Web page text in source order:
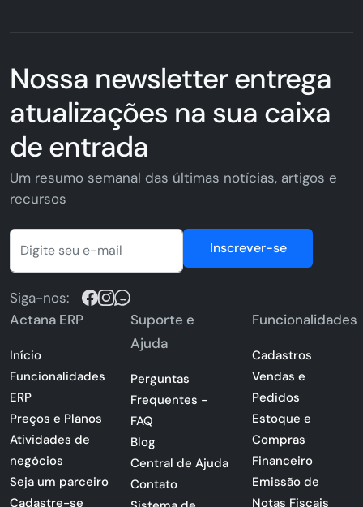
Nossa newsletter entrega
atualizações na sua caixa
de entrada
Um resumo semanal das últimas notícias, artigos e
recursos
Inscrever-se
Siga-nos:
Actana ERP
Início
Funcionalidades
ERP
Preços e Planos
Atividades de
negócios
Seja um parceiro
Cadastre-se
Suporte e
Ajuda
Perguntas
Frequentes -
FAQ
Blog
Central de Ajuda
Contato
Funcionalidades
Cadastros
Vendas e
Pedidos
Estoque e
Compras
Financeiro
Emissão de
Notas Fiscais